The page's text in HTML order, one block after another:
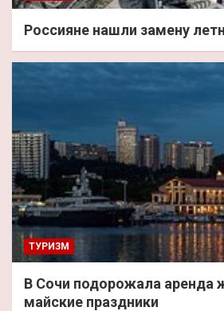
Россияне нашли замену
ТУРИЗМ
В Сочи подорожала аренда
майские праздники